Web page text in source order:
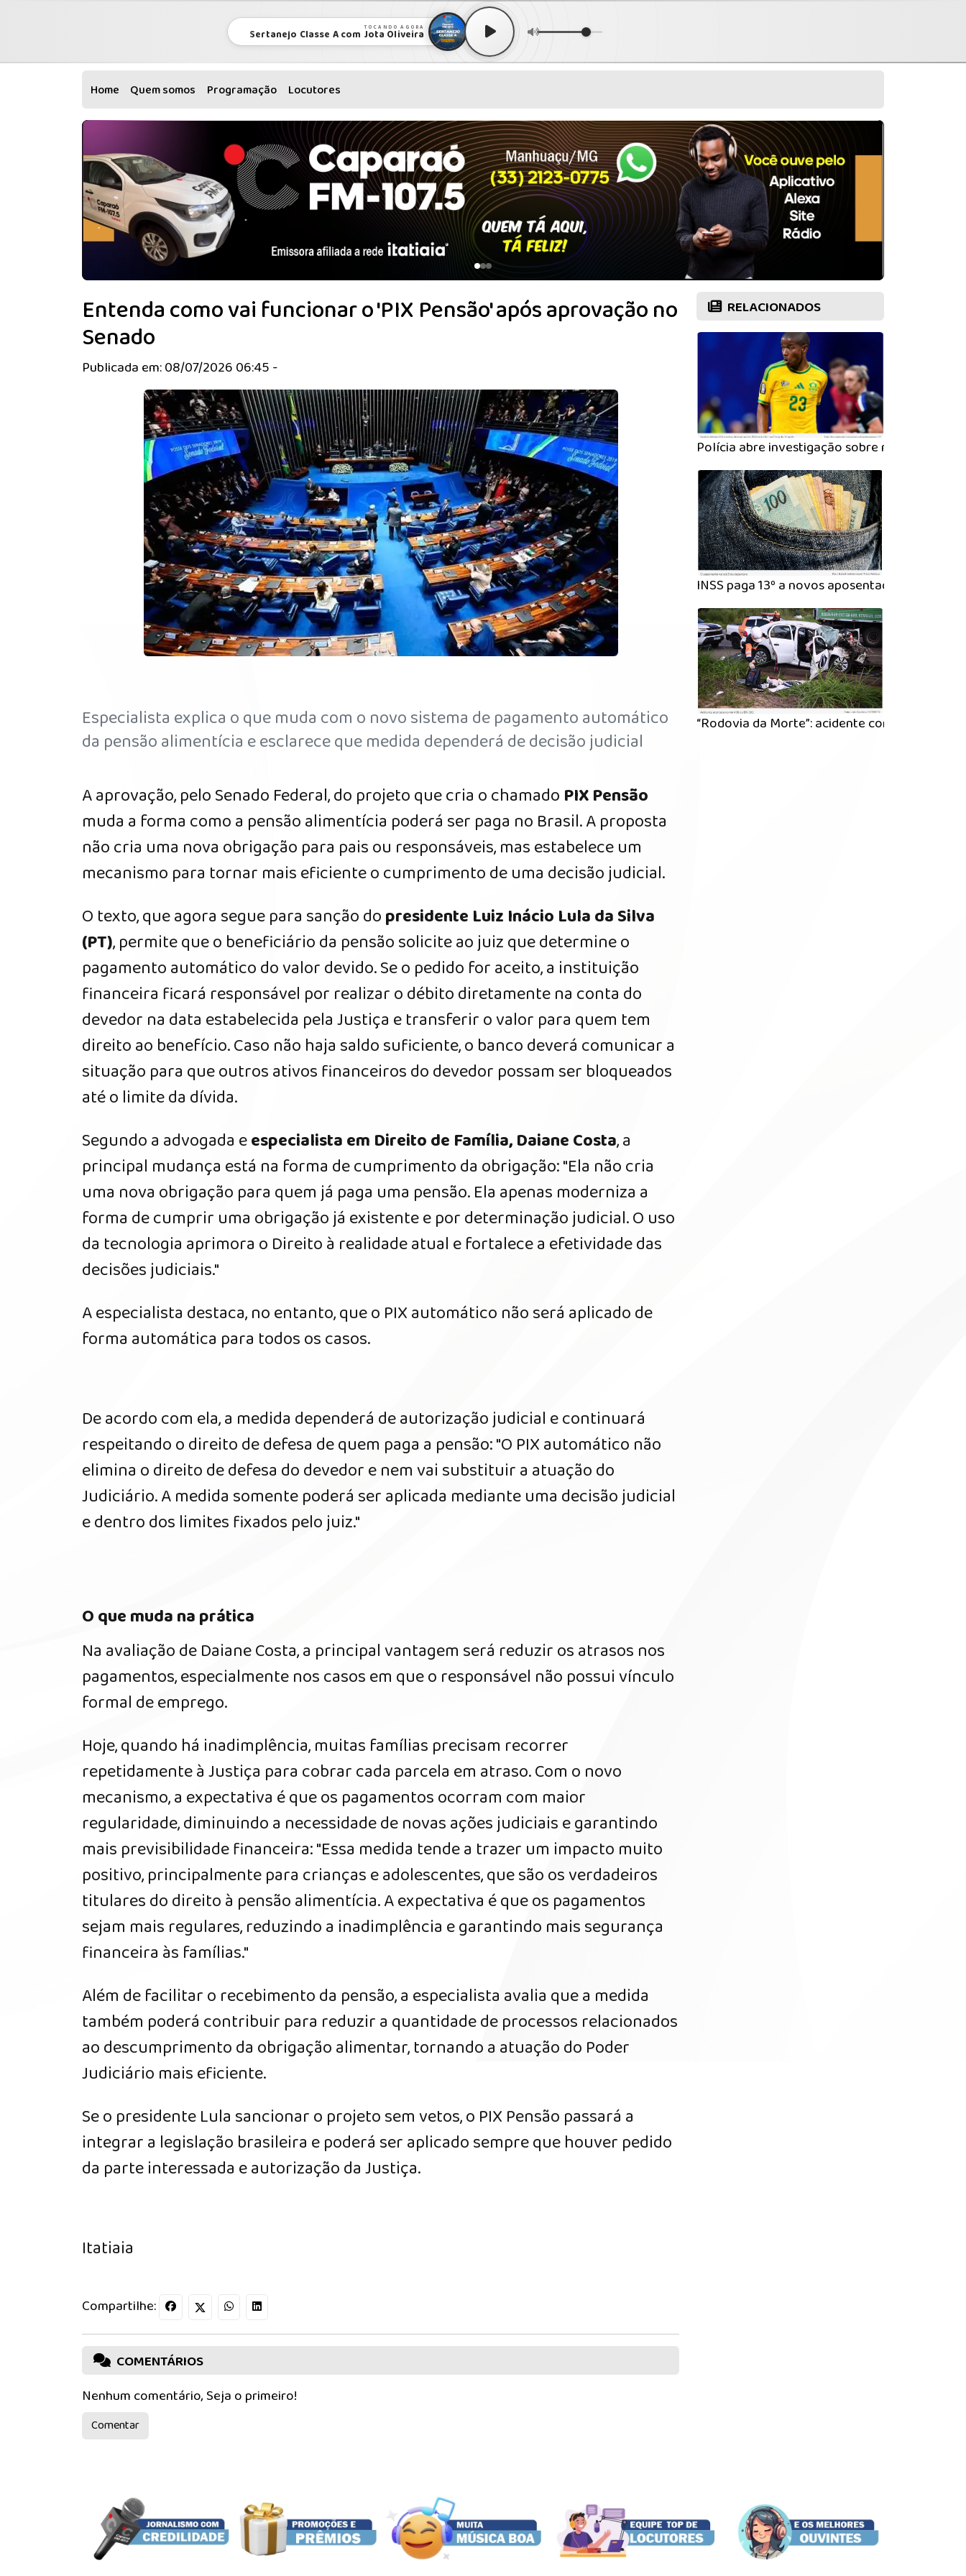
TOCANDO AGORA
Sertanejo Classe A com Jota Oliveira
Home Quem somos Programação Locutores
Entenda como vai funcionar o 'PIX Pensão' após aprovação no
Senado
Publicada em: 08/07/2026 06:45 -
Especialista explica o que muda com o novo sistema de pagamento automático
da pensão alimentícia e esclarece que medida dependerá de decisão judicial
A aprovação, pelo Senado Federal, do projeto que cria o chamado PIX Pensão
muda a forma como a pensão alimentícia poderá ser paga no Brasil. A proposta
não cria uma nova obrigação para pais ou responsáveis, mas estabelece um
mecanismo para tornar mais eficiente o cumprimento de uma decisão judicial.
O texto, que agora segue para sanção dopresidente Luiz Inácio Lula da Silva
(PT), permite que o beneficiário da pensão solicite ao juiz que determine o
pagamento automático do valor devido. Se o pedido for aceito, a instituição
financeira ficará responsável por realizar o débito diretamente na conta do
devedor na data estabelecida pela Justiça e transferir o valor para quem tem
direito ao benefício. Caso não haja saldo suficiente, o banco deverá comunicar a
situação para que outros ativos financeiros do devedor possam ser bloqueados
até o limite da dívida.
Segundo a advogada eespecialista em Direito de Família, Daiane Costa, a
principal mudança está na forma de cumprimento da obrigação: "Ela não cria
uma nova obrigação para quem já paga uma pensão. Ela apenas moderniza a
forma de cumprir uma obrigação já existente e por determinação judicial. O uso
da tecnologia aprimora o Direito à realidade atual e fortalece a efetividade das
decisões judiciais."
A especialista destaca, no entanto, que o PIX automático não será aplicado de
forma automática para todos os casos.
De acordo com ela, a medida dependerá de autorização judicial e continuará
respeitando o direito de defesa de quem paga a pensão: "O PIX automático não
elimina o direito de defesa do devedor e nem vai substituir a atuação do
Judiciário. A medida somente poderá ser aplicada mediante uma decisão judicial
e dentro dos limites fixados pelo juiz."
O que muda na prática
Na avaliação de Daiane Costa, a principal vantagem será reduzir os atrasos nos
pagamentos, especialmente nos casos em que o responsável não possui vínculo
formal de emprego.
Hoje, quando há inadimplência, muitas famílias precisam recorrer
repetidamente à Justiça para cobrar cada parcela em atraso. Com o novo
mecanismo, a expectativa é que os pagamentos ocorram com maior
regularidade, diminuindo a necessidade de novas ações judiciais e garantindo
mais previsibilidade financeira: "Essa medida tende a trazer um impacto muito
positivo, principalmente para crianças e adolescentes, que são os verdadeiros
titulares do direito à pensão alimentícia. A expectativa é que os pagamentos
sejam mais regulares, reduzindo a inadimplência e garantindo mais segurança
financeira às famílias."
Além de facilitar o recebimento da pensão, a especialista avalia que a medida
também poderá contribuir para reduzir a quantidade de processos relacionados
ao descumprimento da obrigação alimentar, tornando a atuação do Poder
Judiciário mais eficiente.
Se o presidente Lula sancionar o projeto sem vetos, o PIX Pensão passará a
integrar a legislação brasileira e poderá ser aplicado sempre que houver pedido
da parte interessada e autorização da Justiça.
Itatiaia
Compartilhe:
COMENTÁRIOS
Nenhum comentário, Seja o primeiro!
Comentar
RELACIONADOS
Polícia abre investigação sobre morte de
INSS paga 13º a novos aposentados a partir
“Rodovia da Morte”: acidente com equipe